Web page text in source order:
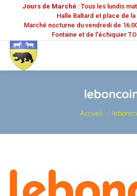
Jours de Marché : Tous les lundis
Halle Baltard et place de la
Marché nocturne du vendredi de
Fontaine et de l'échiquier
Vous êtes ici :
Accueil